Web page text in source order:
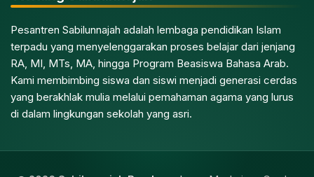
Pesantren Sabilunnajah adalah lembaga pendidikan Islam
terpadu yang menyelenggarakan proses belajar dari jenjang
RA, MI, MTs, MA, hingga Program Beasiswa Bahasa Arab.
Kami membimbing siswa dan siswi menjadi generasi cerdas
yang berakhlak mulia melalui pemahaman agama yang lurus
di dalam lingkungan sekolah yang asri.